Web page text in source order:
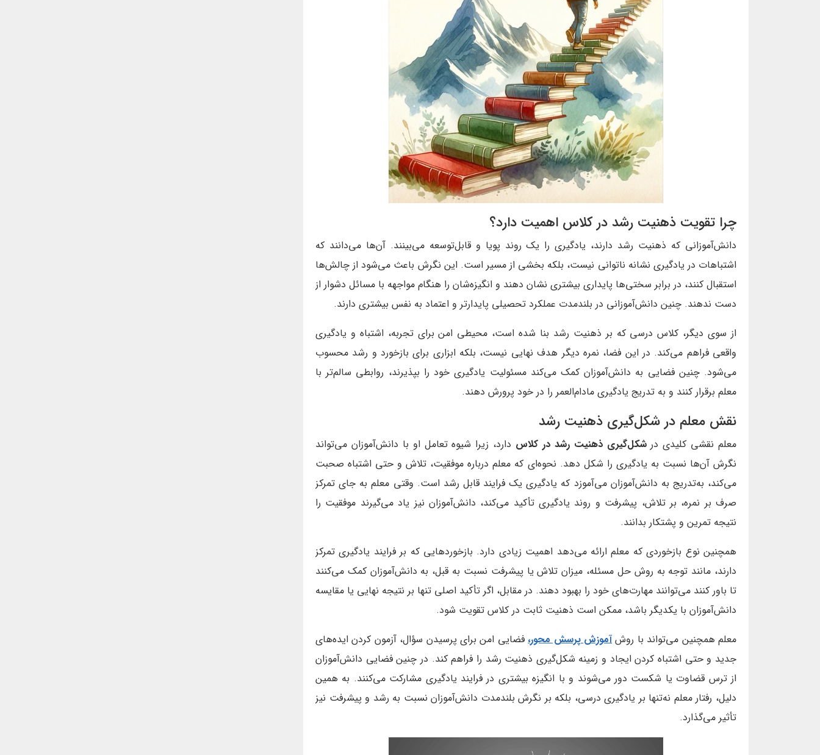
چرا تقویت ذهنیت رشد در کلاس اهمیت دارد؟
دانش‌آموزانی که ذهنیت رشد دارند، یادگیری را یک روند پویا و قابل‌توسعه می‌بینند. آن‌ها می‌دانند که
اشتباهات در یادگیری نشانه ناتوانی نیست، بلکه بخشی از مسیر است. این نگرش باعث می‌شود از چالش‌ها
استقبال کنند، در برابر سختی‌ها پایداری بیشتری نشان دهند و انگیزه‌شان را هنگام مواجهه با مسائل دشوار از
دست ندهند. چنین دانش‌آموزانی در بلندمدت عملکرد تحصیلی پایدارتر و اعتماد به نفس بیشتری دارند.
از سوی دیگر، کلاس درسی که بر ذهنیت رشد بنا شده است، محیطی امن برای تجربه، اشتباه و یادگیری
واقعی فراهم می‌کند. در این فضا، نمره دیگر هدف نهایی نیست، بلکه ابزاری برای بازخورد و رشد محسوب
می‌شود. چنین فضایی به دانش‌آموزان کمک می‌کند مسئولیت یادگیری خود را بپذیرند، روابطی سالم‌تر با
معلم برقرار کنند و به تدریج یادگیری مادام‌العمر را در خود پرورش دهند.
نقش معلم در شکل‌گیری ذهنیت رشد
معلم نقشی کلیدی درشکل‌گیری ذهنیت رشد در کلاس دارد، زیرا شیوه تعامل او با دانش‌آموزان می‌تواند
نگرش آن‌ها نسبت به یادگیری را شکل دهد. نحوه‌ای که معلم درباره موفقیت، تلاش و حتی اشتباه صحبت
می‌کند، به‌تدریج به دانش‌آموزان می‌آموزد که یادگیری یک فرایند قابل رشد است. وقتی معلم به جای تمرکز
صرف بر نمره، بر تلاش، پیشرفت و روند یادگیری تأکید می‌کند، دانش‌آموزان نیز یاد می‌گیرند موفقیت را
نتیجه تمرین و پشتکار بدانند.
همچنین نوع بازخوردی که معلم ارائه می‌دهد اهمیت زیادی دارد. بازخوردهایی که بر فرایند یادگیری تمرکز
دارند، مانند توجه به روش حل مسئله، میزان تلاش یا پیشرفت نسبت به قبل، به دانش‌آموزان کمک می‌کنند
تا باور کنند می‌توانند مهارت‌های خود را بهبود دهند. در مقابل، اگر تأکید اصلی تنها بر نتیجه نهایی یا مقایسه
دانش‌آموزان با یکدیگر باشد، ممکن است ذهنیت ثابت در کلاس تقویت شود.
معلم همچنین می‌تواند با روشآموزش پرسش محور،فضایی امن برای پرسیدن سؤال، آزمون کردن ایده‌های
جدید و حتی اشتباه کردن ایجاد و زمینه شکل‌گیری ذهنیت رشد را فراهم کند. در چنین فضایی دانش‌آموزان
از ترس قضاوت یا شکست دور می‌شوند و با انگیزه بیشتری در فرایند یادگیری مشارکت می‌کنند. به همین
دلیل، رفتار معلم نه‌تنها بر یادگیری درسی، بلکه بر نگرش بلندمدت دانش‌آموزان نسبت به رشد و پیشرفت نیز
تأثیر می‌گذارد.